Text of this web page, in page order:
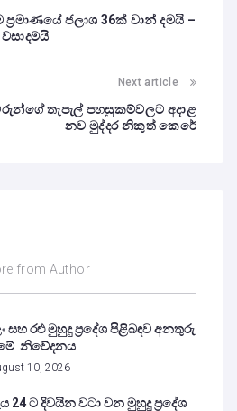
ප්‍රමාණයේ ජලාශ 36ක් වාන් දමයි –
Next article
තැපැල් පහසුකම්වලට අදාළ
නව මුද්දර නිකුත් කෙරේ
from Author
සහ රළු මුහුදු ප්‍රදේශ පිළිබඳව අනතුරු
නිවේදනය
10, 2026
24 ට දිවයින වටා වන මුහුදු ප්‍රදේශ